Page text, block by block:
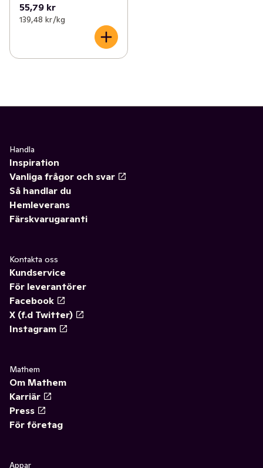
55,79 kr
139,48 kr /kg
Handla
Inspiration
Vanliga frågor och svar
Så handlar du
Hemleverans
Färskvarugaranti
Kontakta oss
Kundservice
För leverantörer
Facebook
X (f.d Twitter)
Instagram
Mathem
Om Mathem
Karriär
Press
För företag
Appar